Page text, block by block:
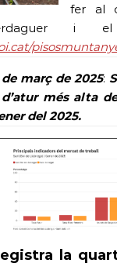
fer al
i
març de 2025:
més alta
del 2025.
la